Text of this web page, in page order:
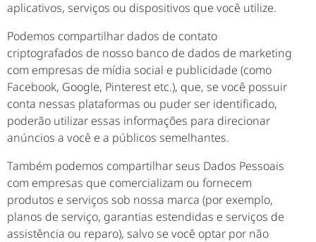
aplicativos, serviços ou dispositivos que você utilize.
Podemos compartilhar dados de contato
criptografados de nosso banco de dados de marketing
com empresas de mídia social e publicidade (como
Facebook, Google, Pinterest etc.), que, se você possuir
conta nessas plataformas ou puder ser identificado,
poderão utilizar essas informações para direcionar
anúncios a você e a públicos semelhantes.
Também podemos compartilhar seus Dados Pessoais
com empresas que comercializam ou fornecem
produtos e serviços sob nossa marca (por exemplo,
planos de serviço, garantias estendidas e serviços de
assistência ou reparo), salvo se você optar por não